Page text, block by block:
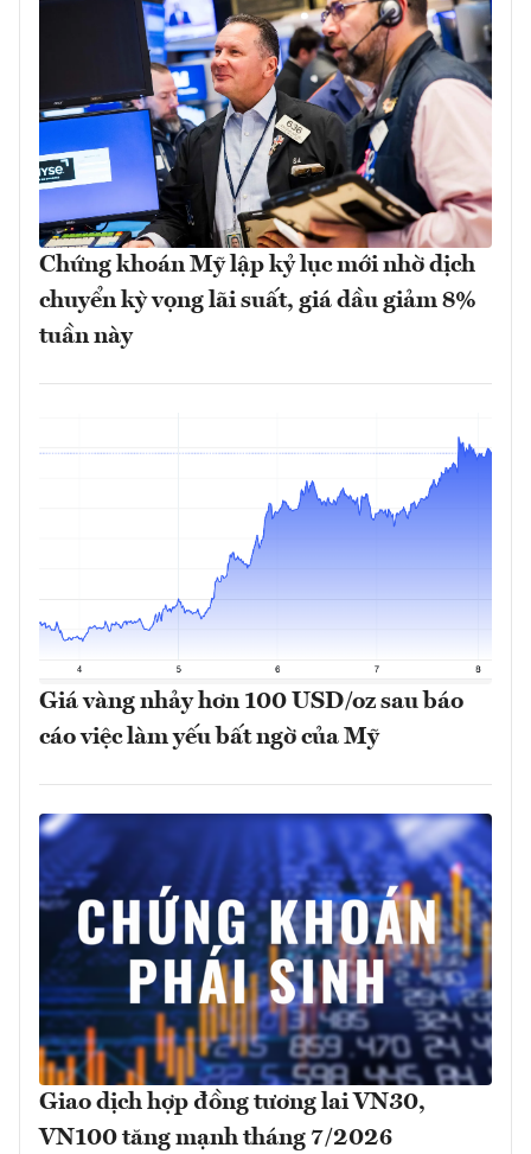
Chứng khoán Mỹ lập kỷ lục mới nhờ dịch
chuyển kỳ vọng lãi suất, giá dầu giảm 8%
tuần này
Giá vàng nhảy hơn 100 USD/oz sau báo
cáo việc làm yếu bất ngờ của Mỹ
Giao dịch hợp đồng tương lai VN30,
VN100 tăng mạnh tháng 7/2026